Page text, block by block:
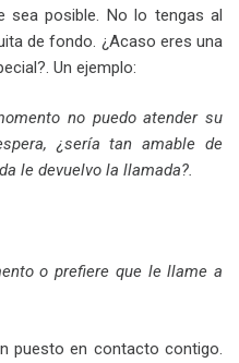
posible. No lo tengas al
de fondo. ¿Acaso eres una
Un ejemplo:
no puedo atender su
¿sería tan amable de
le devuelvo la llamada?.
o prefiere que le llame a
puesto en contacto contigo.